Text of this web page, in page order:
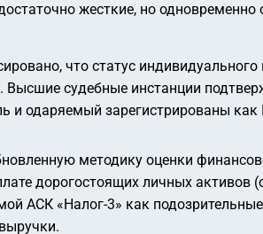
жесткие, но
что статус
судебные инстанции
и одаряемый зарегистрированы
методику оценки
дорогостоящих личных активов
АСК «Налог-3» как